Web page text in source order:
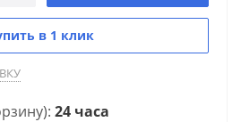
в 1 клик
24 часа